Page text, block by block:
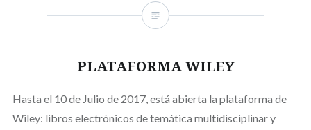
PLATAFORMA WILEY
Hasta el 10 de Julio de 2017, está abierta la plataforma de
Wiley: libros electrónicos de temática multidisciplinar y